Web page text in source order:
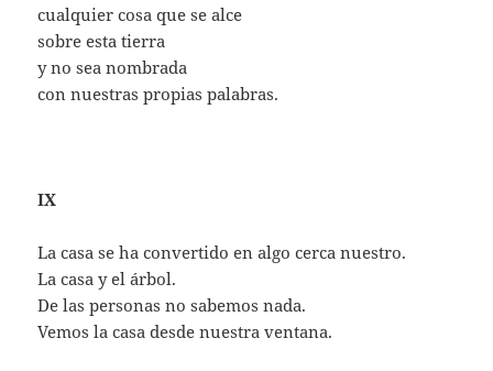
cualquier cosa que se alce
sobre esta tierra
y no sea nombrada
con nuestras propias palabras.
IX
La casa se ha convertido en algo cerca nuestro.
La casa y el árbol.
De las personas no sabemos nada.
Vemos la casa desde nuestra ventana.